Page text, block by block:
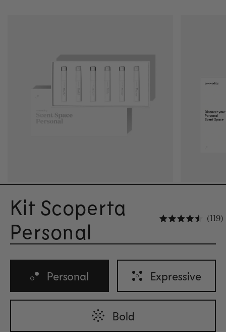
Kit Scoperta
Personal
119
Personal Expressive
Bold